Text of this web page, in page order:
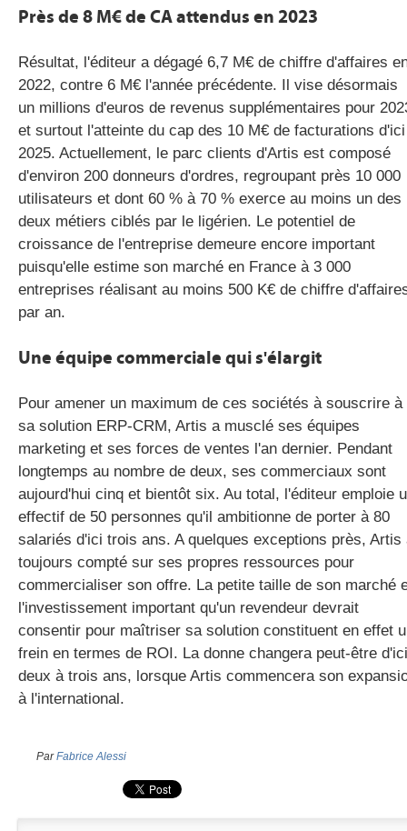
Près de 8 M€ de CA attendus en 2023
Résultat, l'éditeur a dégagé 6,7 M€ de chiffre d'affaires
2022, contre 6 M€ l'année précédente. Il vise désormais
un millions d'euros de revenus supplémentaires pour
et surtout l'atteinte du cap des 10 M€ de facturations d'ici
2025. Actuellement, le parc clients d'Artis est composé
d'environ 200 donneurs d'ordres, regroupant près 10 000
utilisateurs et dont 60 % à 70 % exerce au moins un des
deux métiers ciblés par le ligérien. Le potentiel de
croissance de l'entreprise demeure encore important
puisqu'elle estime son marché en France à 3 000
entreprises réalisant au moins 500 K€ de chiffre
par an.
Une équipe commerciale qui s'élargit
Pour amener un maximum de ces sociétés à souscrire à
sa solution ERP-CRM, Artis a musclé ses équipes
marketing et ses forces de ventes l'an dernier. Pendant
longtemps au nombre de deux, ses commerciaux sont
aujourd'hui cinq et bientôt six. Au total, l'éditeur emploie
effectif de 50 personnes qu'il ambitionne de porter à 80
salariés d'ici trois ans. A quelques exceptions près, Artis
toujours compté sur ses propres ressources pour
commercialiser son offre. La petite taille de son marché
l'investissement important qu'un revendeur devrait
consentir pour maîtriser sa solution constituent en effet
frein en termes de ROI. La donne changera peut-être d'ici
deux à trois ans, lorsque Artis commencera son
à l'international.
ParFabrice Alessi